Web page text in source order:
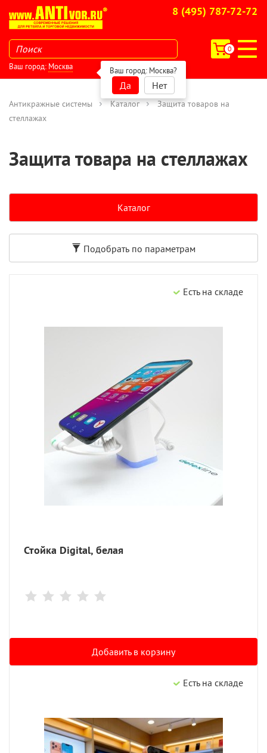
8 (495) 787-72-72
0
Ваш город: Москва Ваш город: Москва?
Да Нет
Антикражные системы Каталог
Защита товаров на
стеллажах
Защита товара на стеллажах
Каталог
Подобрать по параметрам
Есть на складе
Стойка Digital, белая
Добавить в корзину
Есть на складе